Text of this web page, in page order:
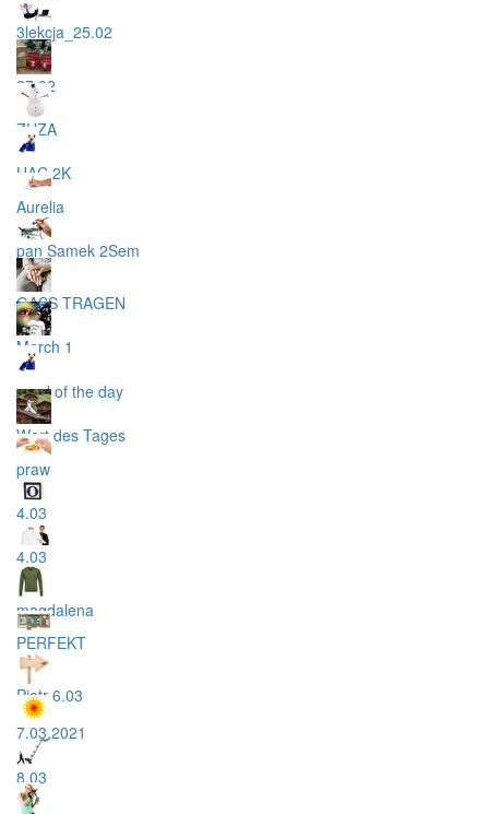
3lekcja_25.02
27.02
ZUZA
HAC 2K
Aurelia
pan Samek 2Sem
GASS TRAGEN
March 1
word of the day
Wort des Tages
praw
4.03
4.03
magdalena
PERFEKT
Piotr 6.03
7.03.2021
8.03